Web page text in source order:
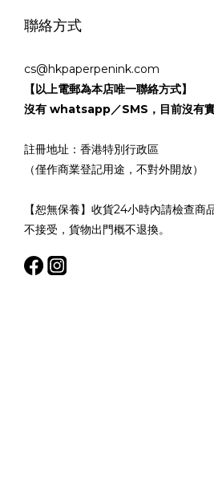
聯絡方式
cs@hkpaperpenink.com
【以上電郵為本店唯一聯絡方式】
沒有 whatsapp／SMS，目前沒有實
註冊地址：香港特別行政區
（僅作商業登記用途，不對外開放）
【恕無保養】收貨24小時內請檢查商
不接受，貨物出門概不退換。